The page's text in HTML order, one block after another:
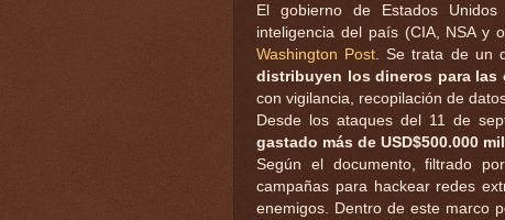
El gobierno de Estados
inteligencia del país (CIA, NSA y
Washington Post . Se trata de un
distribuyen los dineros para las
con vigilancia, recopilación de
Desde los ataques del 11 de
gastado más de USD$500.000
Según el documento, filtrado
campañas para hackear redes
enemigos. Dentro de este marco